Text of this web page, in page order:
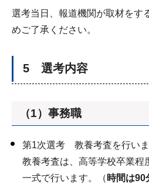
選考当日、報道機関が取材をす
めご了承ください。
5 選考内容
（1）事務職
第1次選考 教養考査を行いま
教養考査は、高等学校卒業程
一式で行います。（ 時間は90